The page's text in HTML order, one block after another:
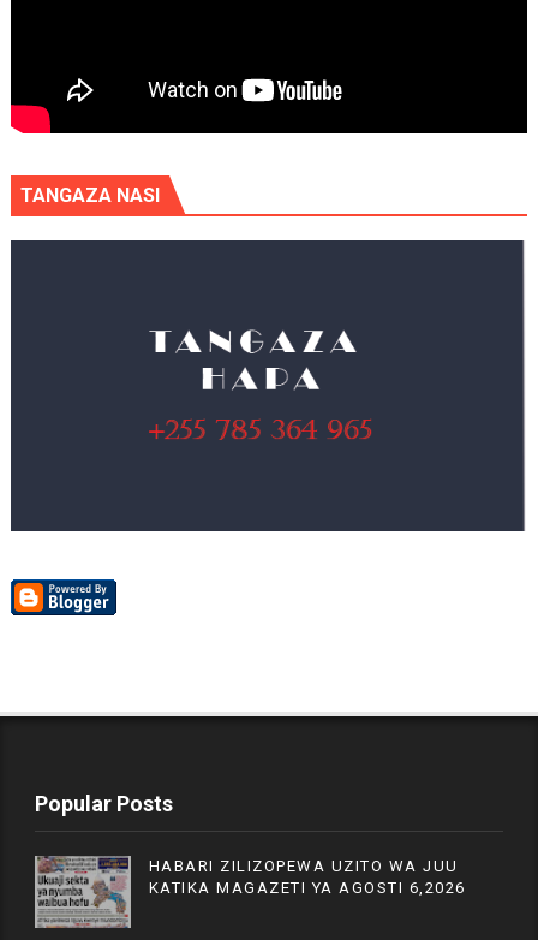
TANGAZA NASI
Popular Posts
HABARI ZILIZOPEWA UZITO WA JUU
KATIKA MAGAZETI YA AGOSTI 6,2026